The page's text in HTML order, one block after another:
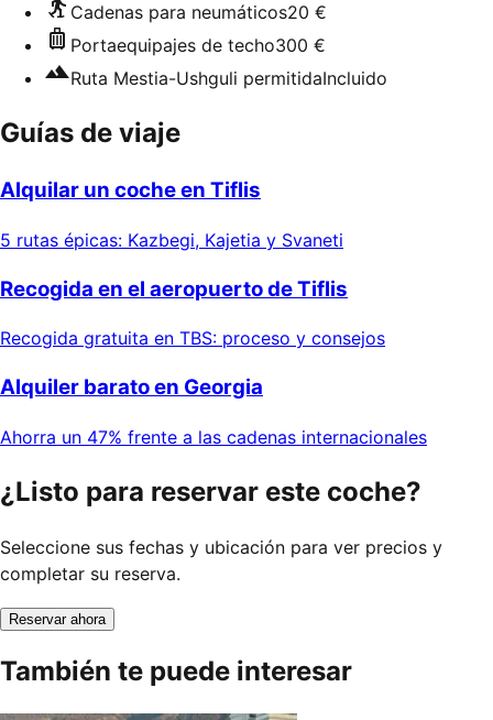
Cadenas para neumáticos20 €
Portaequipajes de techo300 €
Ruta Mestia-Ushguli permitidaIncluido
Guías de viaje
Alquilar un coche en Tiflis
5 rutas épicas: Kazbegi, Kajetia y Svaneti
Recogida en el aeropuerto de Tiflis
Recogida gratuita en TBS: proceso y consejos
Alquiler barato en Georgia
Ahorra un 47% frente a las cadenas internacionales
¿Listo para reservar este coche?
Seleccione sus fechas y ubicación para ver precios y
completar su reserva.
Reservar ahora
También te puede interesar